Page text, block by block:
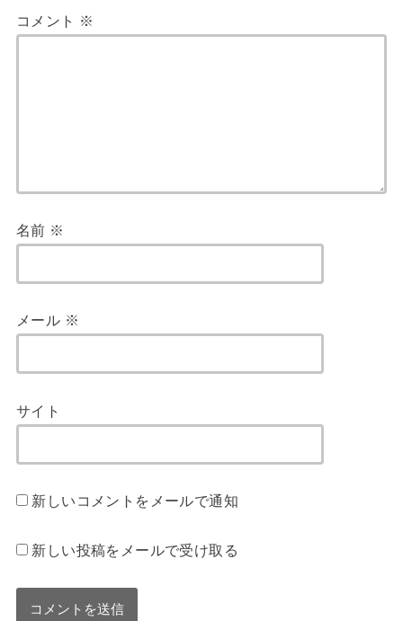
コメント ※
名前 ※
メール ※
サイト
新しいコメントをメールで通知
新しい投稿をメールで受け取る